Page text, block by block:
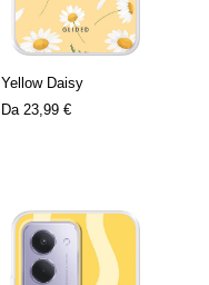
Yellow Daisy
Da 23,99 €